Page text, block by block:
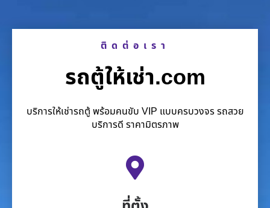
ติดต่อเรา
รถตู้ให้เช่า.com
บริการให้เช่ารถตู้ พร้อมคนขับ VIP แบบครบวงจร รถสวย
บริการดี ราคามิตรภาพ